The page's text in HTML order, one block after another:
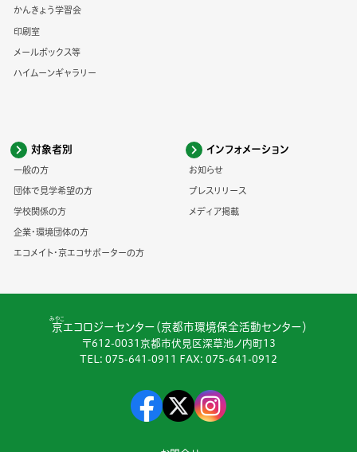
かんきょう学習会
印刷室
メールボックス等
ハイムーンギャラリー
対象者別
一般の方
団体で見学希望の方
学校関係の方
企業・環境団体の方
エコメイト・京エコサポーターの方
インフォメーション
お知らせ
プレスリリース
メディア掲載
京
みやこ
エコロジーセンター（京都市環境保全活動センター）
〒612-0031京都市伏見区深草池ノ内町13
TEL: 075-641-0911 FAX: 075-641-0912